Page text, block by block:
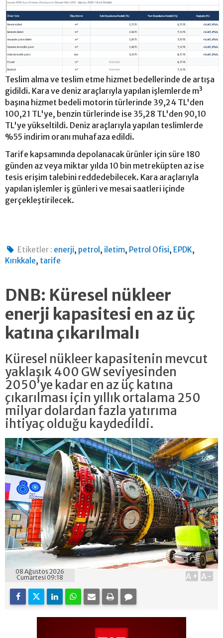
Teslim alma ve teslim etme hizmet bedellerinde de artışa
gidildi. Kara ve deniz araçlarıyla yapılan işlemlerde m³
başına hizmet bedeli motorin türlerinde 39,24 TL'den
100,21 TL'ye, benzin türlerinde ise 35,28 TL'den 90,10
TL'ye yükseltildi. Deniz araçlarıyla yapılan teslimlerde
%55 indirim oranı muhafaza edildi.
Tarife kapsamında depolanacak ürünler için süre 180
günden az veya miktar yılda 10 bin metreküpten az ise
tesis erişim talebini reddedebilecek. Kara araçlarıyla
yapılan işlemler iş günleri ve mesai saatleri içinde
gerçekleştirilecek.
Etiketler : enerji, petrol , iletim, Petrol Ofisi, EPDK,
Kırıkkale, tarife
DNB: Küresel nükleer
enerji kapasitesi en az üç
katına çıkarılmalı
Küresel nükleer kapasitenin mevcut
yaklaşık 400 GW seviyesinden
2050’ye kadar en az üç katına
çıkarılması için yıllık ortalama 250
milyar dolardan fazla yatırıma
ihtiyaç olduğu kaydedildi.
08 Ağustos 2026
Cumartesi 09:18
A+ A-